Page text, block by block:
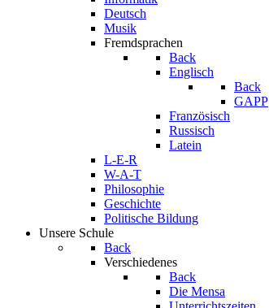
Deutsch
Musik
Fremdsprachen
Back
Englisch
Back
GAPP
Französisch
Russisch
Latein
L-E-R
W-A-T
Philosophie
Geschichte
Politische Bildung
Unsere Schule
Back
Verschiedenes
Back
Die Mensa